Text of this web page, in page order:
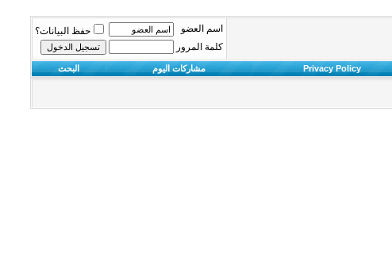
اسم العضو
حفظ البيانات؟
كلمة المرور
Privacy Policy مشاركات اليوم البحث